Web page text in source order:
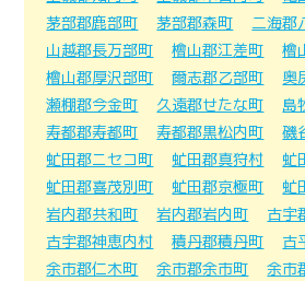
茅部郡鹿部町
茅部郡森町
二海郡
山越郡長万部町
檜山郡江差町
檜
檜山郡厚沢部町
爾志郡乙部町
奥
瀬棚郡今金町
久遠郡せたな町
島
寿都郡寿都町
寿都郡黒松内町
磯
虻田郡ニセコ町
虻田郡真狩村
虻
虻田郡喜茂別町
虻田郡京極町
虻
岩内郡共和町
岩内郡岩内町
古宇
古宇郡神恵内村
積丹郡積丹町
古
余市郡仁木町
余市郡余市町
余市